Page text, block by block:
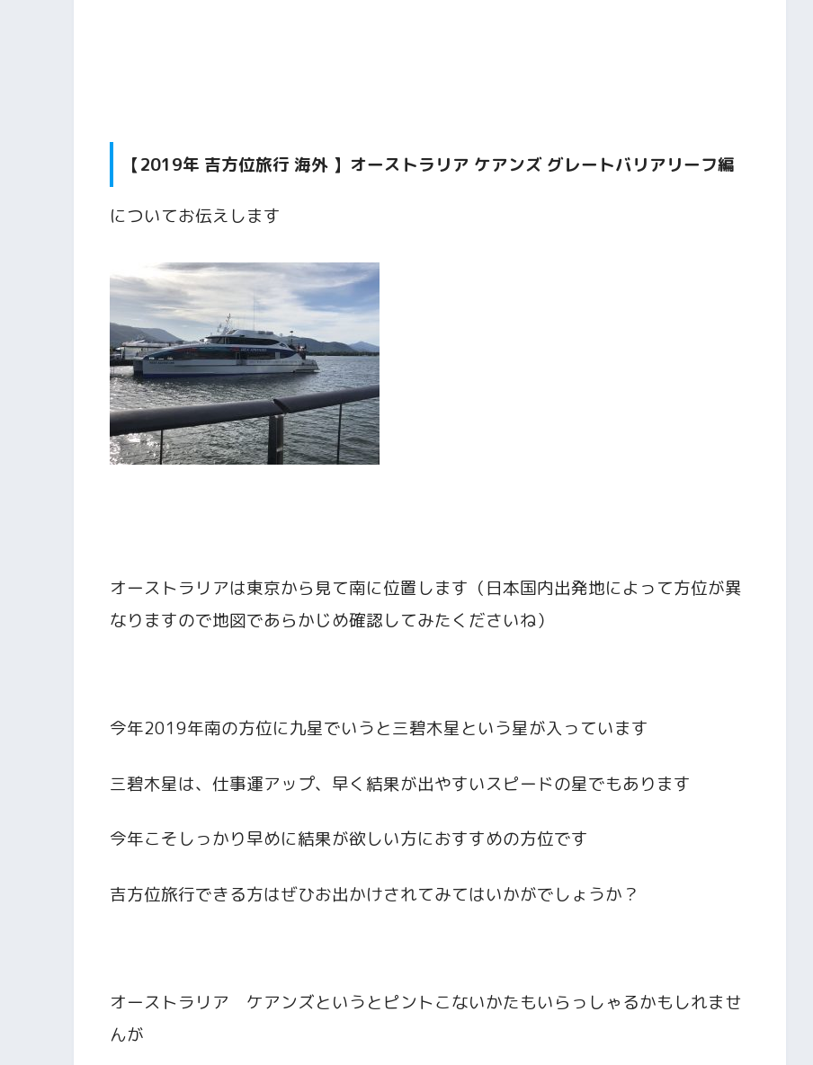
【2019年 吉方位旅行 海外 】オーストラリア ケアンズ グレートバリアリーフ編
についてお伝えします
オーストラリアは東京から見て南に位置します（日本国内出発地によって方位が異
なりますので地図であらかじめ確認してみたくださいね）
今年2019年南の方位に九星でいうと三碧木星という星が入っています
三碧木星は、仕事運アップ、早く結果が出やすいスピードの星でもあります
今年こそしっかり早めに結果が欲しい方におすすめの方位です
吉方位旅行できる方はぜひお出かけされてみてはいかがでしょうか？
オーストラリア ケアンズというとピントこないかたもいらっしゃるかもしれませ
んが